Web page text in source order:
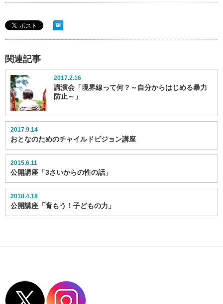
関連記事
2017.2.16
講演会「境界線って何？～自分からはじめる暴力
防止～」
2017.9.14
おとなのためのチャイルドビジョン講座
2015.6.11
公開講座「3さいからの性の話」
2018.4.18
公開講座「育もう！子どもの力」